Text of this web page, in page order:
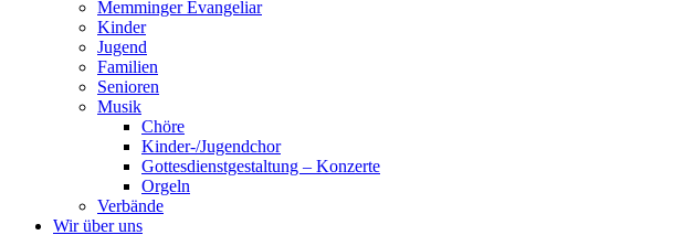
Memminger Evangeliar
Kinder
Jugend
Familien
Senioren
Musik
Chöre
Kinder-/Jugendchor
Gottesdienstgestaltung – Konzerte
Orgeln
Verbände
Wir über uns